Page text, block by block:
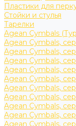
Пластики для
Стойки и стулья
Тарелки
Agean Cymbals
Agean Cymbals,
Agean Cymbals,
Agean Cymbals,
Agean Cymbals,
Agean Cymbals,
Agean Cymbals,
Agean Cymbals,
Agean Cymbals,
Agean Cymbals,
Agean Cymbals,